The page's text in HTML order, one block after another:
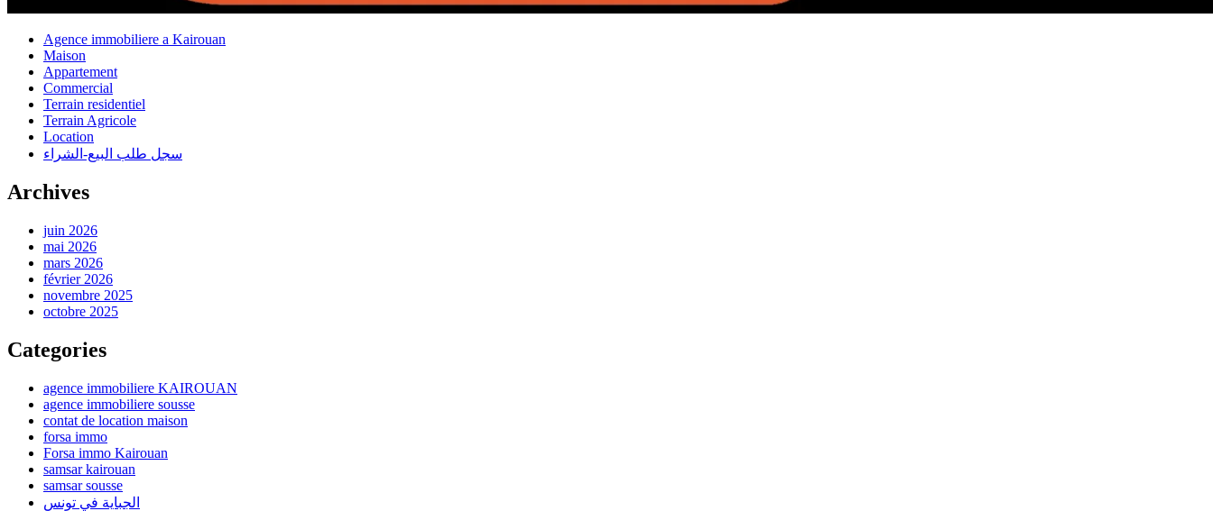
Agence immobiliere a Kairouan
Maison
Appartement
Commercial
Terrain residentiel
Terrain Agricole
Location
سجل طلب البيع-الشراء
Archives
juin 2026
mai 2026
mars 2026
février 2026
novembre 2025
octobre 2025
Categories
agence immobiliere KAIROUAN
agence immobiliere sousse
contat de location maison
forsa immo
Forsa immo Kairouan
samsar kairouan
samsar sousse
الجباية في تونس